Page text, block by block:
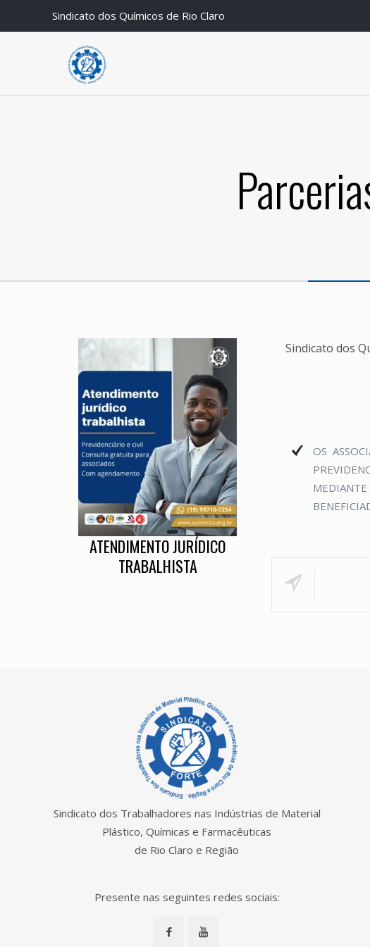
Sindicato dos Químicos de Rio Claro
ATENDIMENTO JURÍDICO
TRABALHISTA
Sindicato dos
OS
Sindicato dos Trabalhadores nas Indústrias de Material
Plástico, Químicas e Farmacêuticas
de Rio Claro e Região
Presente nas seguintes redes sociais: